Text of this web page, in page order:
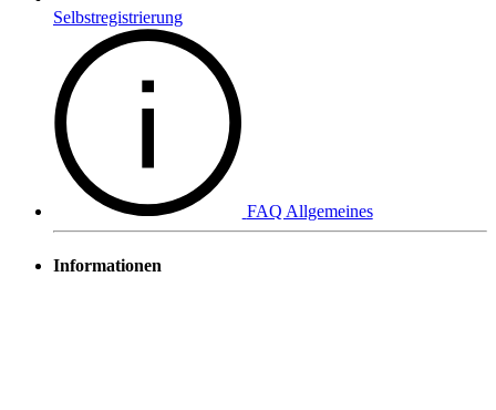
Selbstregistrierung
FAQ Allgemeines
Informationen